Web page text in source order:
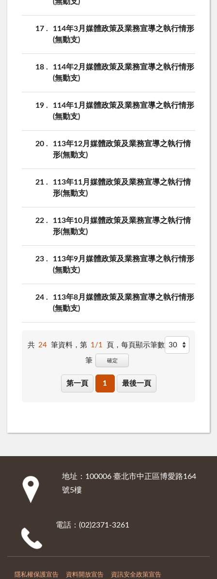
17
114年3月媒體政策及業務宣導之執行情形
(無動支)
18
114年2月媒體政策及業務宣導之執行情形
(無動支)
19
114年1月媒體政策及業務宣導之執行情形
(無動支)
20
113年12月媒體政策及業務宣導之執行情
形(無動支)
21
113年11月媒體政策及業務宣導之執行情
形(無動支)
22
113年10月媒體政策及業務宣導之執行情
形(無動支)
23
113年9月媒體政策及業務宣導之執行情形
(無動支)
24
113年8月媒體政策及業務宣導之執行情形
(無動支)
共 24 筆資料，第 1/1 頁， 每頁顯示筆數
筆 確定
第一頁 1 最後一頁
地址：100006 臺北市中正區博愛路164
號5樓
電話：(02)2371-3261
隱私權保護宣告 資料開放宣告 資訊安全政策宣告